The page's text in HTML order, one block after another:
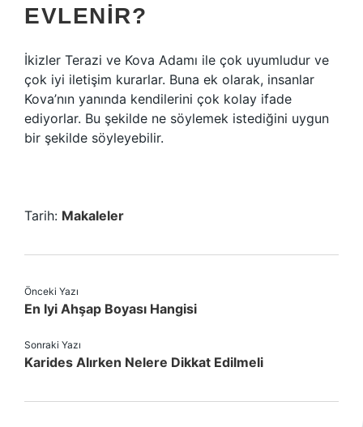
EVLENIR?
İkizler Terazi ve Kova Adamı ile çok uyumludur ve
çok iyi iletişim kurarlar. Buna ek olarak, insanlar
Kova’nın yanında kendilerini çok kolay ifade
ediyorlar. Bu şekilde ne söylemek istediğini uygun
bir şekilde söyleyebilir.
Tarih: Makaleler
Önceki Yazı
En Iyi Ahşap Boyası Hangisi
Sonraki Yazı
Karides Alırken Nelere Dikkat Edilmeli